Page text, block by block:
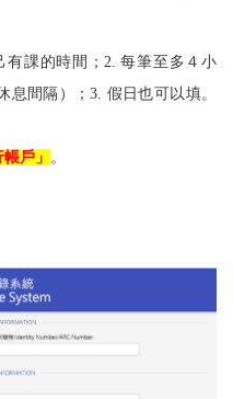
有課的時間；2. 每筆至多４小
間隔）；3. 假日也可以填。
戶」 。